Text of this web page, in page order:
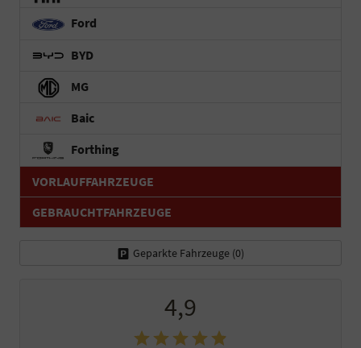
Ford
BYD
MG
Baic
Forthing
VORLAUFFAHRZEUGE
GEBRAUCHTFAHRZEUGE
Geparkte Fahrzeuge (0)
4,9